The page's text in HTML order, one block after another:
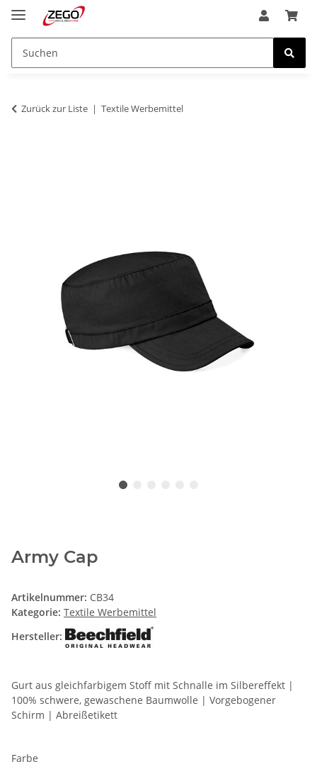
Zurück zur Liste Textile Werbemittel
Army Cap
Artikelnummer: CB34
Kategorie: Textile Werbemittel
Hersteller:
Gurt aus gleichfarbigem Stoff mit Schnalle im Silbereffekt |
100% schwere, gewaschene Baumwolle | Vorgebogener
Schirm | Abreißetikett
Farbe